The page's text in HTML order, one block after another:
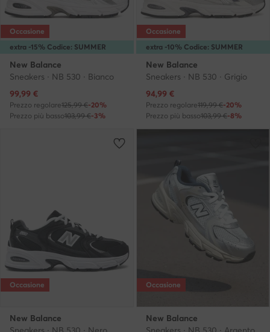
extra -15% Codice: SUMMER
Occasione
New Balance
Sneakers · NB 530 · Bianco
Prezzo attuale
99,99 €
Prezzo regolare125,99 €-20%
Prezzo più basso103,99 €-3%
extra -10% Codice: SUMMER
Occasione
New Balance
Sneakers · NB 530 · Grigio
Prezzo attuale
94,99 €
Prezzo regolare119,99 €-20%
Prezzo più basso103,99 €-8%
Occasione
New Balance
Occasione
New Balance